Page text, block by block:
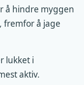
å hindre myggen
fremfor å jage
lukket i
aktiv.